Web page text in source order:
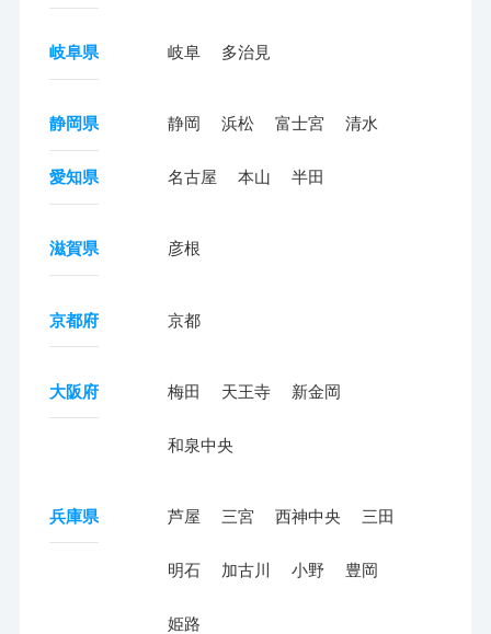
岐阜県 岐阜 多治見
静岡県 静岡 浜松 富士宮 清水
愛知県 名古屋 本山 半田
滋賀県 彦根
京都府 京都
大阪府 梅田 天王寺 新金岡
和泉中央
兵庫県 芦屋 三宮 西神中央 三田
明石 加古川 小野 豊岡
姫路